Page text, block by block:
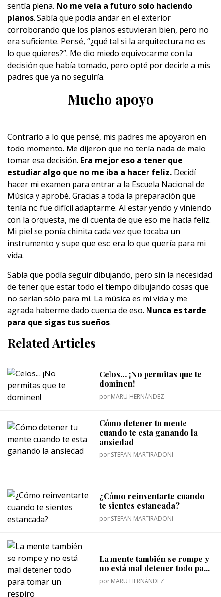
sentía plena. No me veía a futuro solo haciendo
planos. Sabía que podía andar en el exterior
corroborando que los planos estuvieran bien, pero no
era suficiente. Pensé, “¿qué tal si la arquitectura no es
lo que quieres?”. Me dio miedo equivocarme con la
decisión que había tomado, pero opté por decirle a mis
padres que ya no seguiría.
Mucho apoyo
Contrario a lo que pensé, mis padres me apoyaron en
todo momento. Me dijeron que no tenía nada de malo
tomar esa decisión. Era mejor eso a tener que
estudiar algo que no me iba a hacer feliz. Decidí
hacer mi examen para entrar a la Escuela Nacional de
Música y aprobé. Gracias a toda la preparación que
tenía no fue difícil adaptarme. Al estar yendo y viniendo
con la orquesta, me di cuenta de que eso me hacía feliz.
Mi piel se ponía chinita cada vez que tocaba un
instrumento y supe que eso era lo que quería para mi
vida.
Sabía que podía seguir dibujando, pero sin la necesidad
de tener que estar todo el tiempo dibujando cosas que
no serían sólo para mí. La música es mi vida y me
agrada haberme dado cuenta de eso. Nunca es tarde
para que sigas tus sueños.
Related Articles
Celos… ¡No permitas que te
dominen!
por MARU HERNÁNDEZ
Cómo detener tu mente
cuando te esta ganando la
ansiedad
por STEFAN MARTIRADONI
¿Cómo reinventarte cuando
te sientes estancada?
por STEFAN MARTIRADONI
La mente también se rompe y
no está mal detener todo pa...
por MARU HERNÁNDEZ